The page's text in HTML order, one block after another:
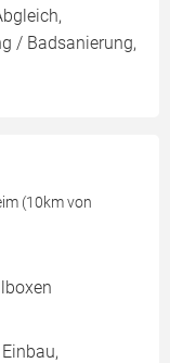
/ Badsanierung,
(10km von